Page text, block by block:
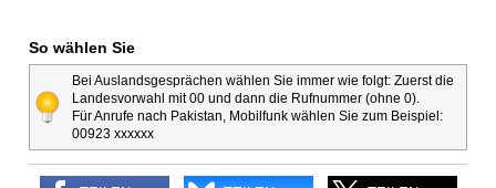
So wählen Sie
Bei Auslandsgesprächen wählen Sie immer wie folgt: Zuerst die
Landesvorwahl mit 00 und dann die Rufnummer (ohne 0).
Für Anrufe nach Pakistan, Mobilfunk wählen Sie zum Beispiel:
00923 xxxxxx